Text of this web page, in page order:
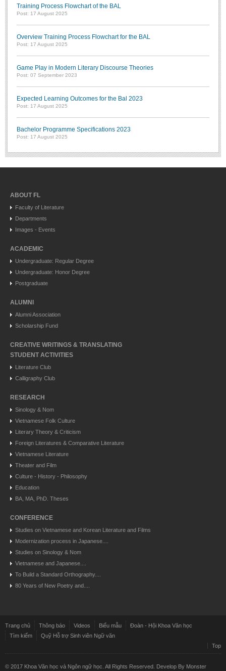
Training Process Flowchart of the BAL
Post: 17 August 2025
Overview Training Process Flowchart for the BAL
Post: 17 August 2025
Game Play in Modern Literary Discourse Theories
Post: 07 September 2023
Expected Learning Outcomes for the Bal 2023
Post: 17 August 2025
Bachelor Programme Specifications 2023
Post: 17 August 2025
ABOUT FL
Faculty of Literature
Departments
Images - Events
ACADEMIC
Undergraduate: Regular Degree
Undergraduate: Honor Degree
Postgraduate
ALUMNI
Alumni Association
Scholarship Fund
CREATIVE WRITINGS & TRANSLATING
STUDENT ACTIVITIES
Literature Club
Calligraphy Club
RESEARCH
Sinology & Nom
Vietnamese Folk Culture
Literary Theory & Criticism
Foreign Literatures & Comparative Literature
Vietnamese Literature
Theater and Film
Culture - History - Philosophy
Education
BA, MA, PhD. Theses
CONFERENCE
Studies on Vietnamese and Korean Literature and Films
Modernization process in Japanese....
Studies on Sinology & Nom
Vietnamese and Japanese....
To Build a Standard Orthography....
80 Years of New Poetry and....
Trang chủ Thông báo Videos Biểu mẫu
Đoàn - Hội Khoa Văn học
Tìm kiếm
Quỹ Hỗ trợ Sinh viên Ngữ văn
Top
© 2017 Khoa Văn học và Ngôn ngữ học. All Rights Reserved. Develop By Monster